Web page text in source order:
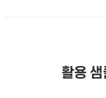
활용 샘